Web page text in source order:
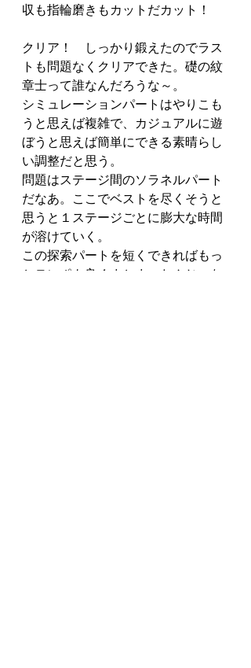
収も指輪磨きもカットだカット！
クリア！　しっかり鍛えたのでラス
トも問題なくクリアできた。礎の紋
章士って誰なんだろうな～。
シミュレーションパートはやりこも
うと思えば複雑で、カジュアルに遊
ぼうと思えば簡単にできる素晴らし
い調整だと思う。
問題はステージ間のソラネルパート
だなあ。ここでベストを尽くそうと
思うと１ステージごとに膨大な時間
が溶けていく。
この探索パートを短くできればもっ
とテンポも良くまとまったんじゃな